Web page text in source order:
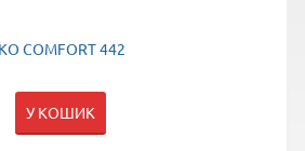
COMFORT 442
У КОШИК